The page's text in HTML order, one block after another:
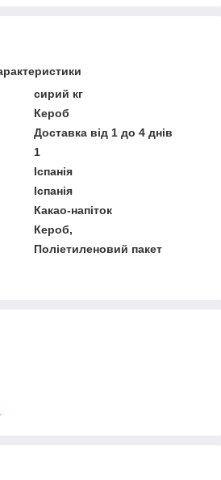
сирий кг
Кероб
Доставка від 1 до 4 днів
1
Іспанія
Іспанія
Какао-напіток
Кероб,
Поліетиленовий пакет